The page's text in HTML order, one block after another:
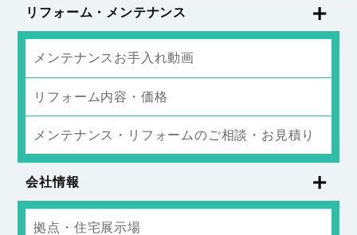
リフォーム・メンテナンス
メンテナンスお手入れ動画
リフォーム内容・価格
メンテナンス・リフォームのご相談・お見積り
会社情報
拠点・住宅展示場